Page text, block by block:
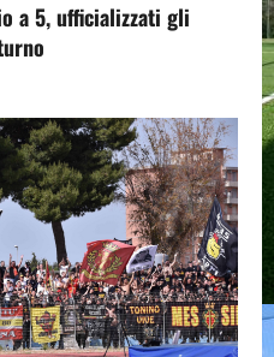
a 5, ufficializzati gli